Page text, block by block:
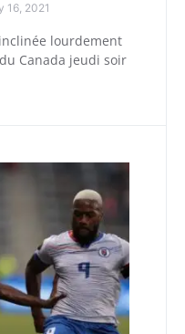
16, 2021
lourdement
Canada jeudi soir